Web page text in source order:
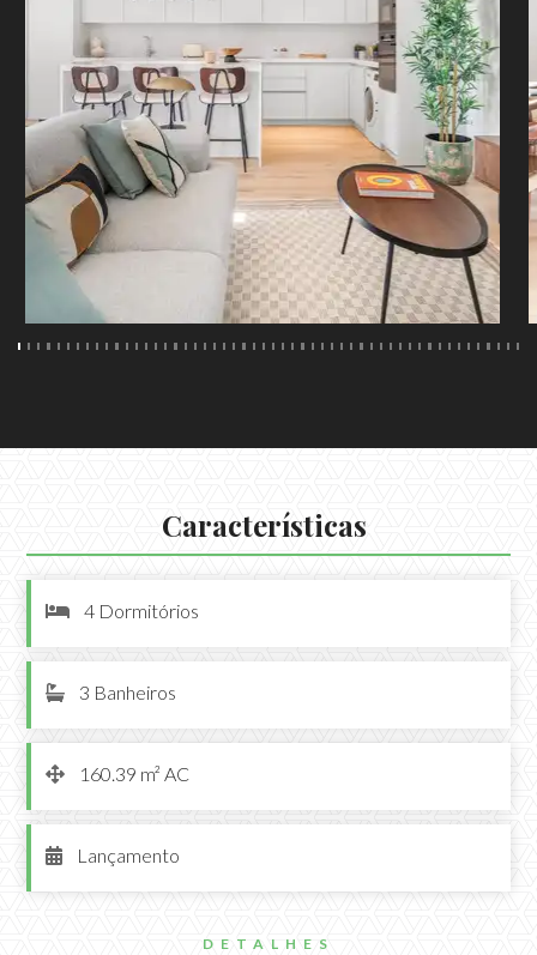
Características
 4 Dormitórios
 3 Banheiros
 160.39 m² AC
 Lançamento
DETALHES